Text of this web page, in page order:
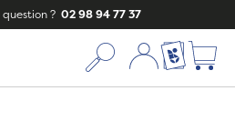
question ? 02 98 94 77 37
Mon compte
Ma liste